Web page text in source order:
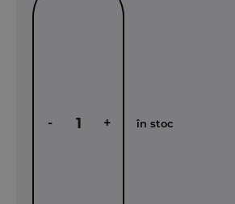
- + în stoc